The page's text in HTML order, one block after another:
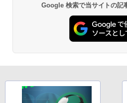
￥770
Anker
￥7,990
BRUCE
[Explicit]
￥250
[Explicit]
￥250
by Amazon 天
富士山の天然水
ウォーター ペッ
ットル (Smart
￥1,380
【
ET ラベルレス
薬屋のひとりご
ンガンコミック
￥770
クスDIGITAL)
￥594
Google 検索で当サイトの記